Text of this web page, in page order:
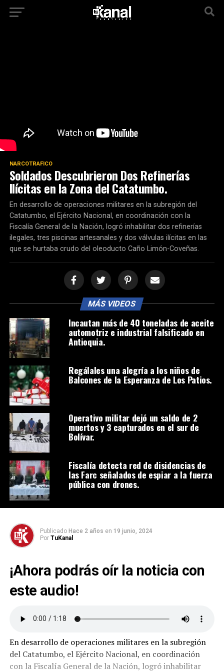
NARCOTRAFICO
Soldados Descubrieron Dos Refinerías
Ilícitas en la Zona del Catatumbo.
En desarrollo de operaciones militares en la subregión del
Catatumbo, el Ejército Nacional, en coordinación con la
Fiscalía General de la Nación, logró inhabilitar dos refinerías
ilegales, tres piscinas artesanales y dos válvulas ilícitas en las
que se hurtaba crudo del oleoducto Caño Limón-Coveñas.
MÁS VIDEOS
Incautan más de 40 toneladas de aceite
automotriz e industrial falsificado en
Antioquia.
Regálales una alegría a los niños de
Balcones de la Esperanza de Los Patios.
Operativo militar dejó un saldo de 2
muertos y 3 capturados en el sur de
Bolívar.
Fiscalía detecta red de disidencias de
las Farc señalados de espiar a la fuerza
pública con drones.
Publicado Hace 2 años en 19 junio, 2024
Por TuKanal
¡Ahora podrás oír la noticia con
este audio!
En desarrollo de operaciones militares en la subregión
del Catatumbo, el Ejército Nacional, en coordinación
con la Fiscalía General de la Nación, logró inhabilitar